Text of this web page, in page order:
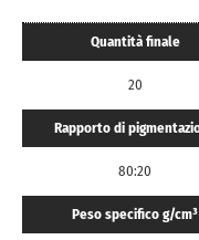
Quantità finale
20
Rapporto di
80:20
Peso specifico g/cm³